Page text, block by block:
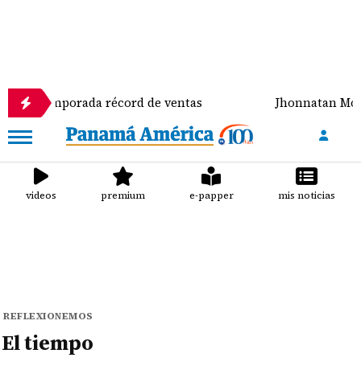
récord de ventas Jhonnatan Mora se
videos premium e-papper mis noticias
REFLEXIONEMOS
El tiempo